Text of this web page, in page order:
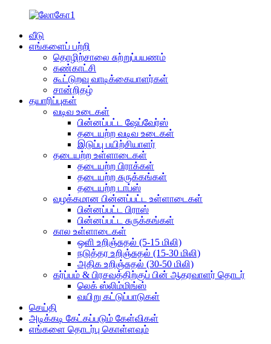
வீடு
எங்களைப் பற்றி
தொழிற்சாலை சுற்றுப்பயணம்
கண்காட்சி
கூட்டுறவு வாடிக்கையாளர்கள்
சான்றிதழ்
தயாரிப்புகள்
வடிவ உடைகள்
பின்னப்பட்ட ஷேப்வேர்ஸ்
தடையற்ற வடிவ உடைகள்
இடுப்பு பயிற்சியாளர்
தடையற்ற உள்ளாடைகள்
தடையற்ற பிராக்கள்
தடையற்ற சுருக்கங்கள்
தடையற்ற டாப்ஸ்
வழக்கமான பின்னப்பட்ட உள்ளாடைகள்
பின்னப்பட்ட பிராஸ்
பின்னப்பட்ட சுருக்கங்கள்
கால உள்ளாடைகள்
ஒளி உறிஞ்சுதல் (5-15 மிலி)
நடுத்தர உறிஞ்சுதல் (15-30 மிலி)
அதிக உறிஞ்சுதல் (30-50 மிலி)
கர்ப்பம் & பிரசவத்திற்குப் பின் ஆதரவாளர் தொடர்
லெக் ஸ்லிம்மிங்ஸ்
வயிறு கட்டுப்பாடுகள்
செய்தி
அடிக்கடி கேட்கப்படும் கேள்விகள்
எங்களை தொடர்பு கொள்ளவும்